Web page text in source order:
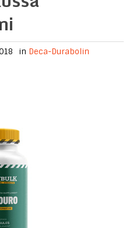
in Deca-Durabolin